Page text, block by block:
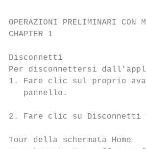
OPERAZIONI PRELIMINARI CON
CHAPTER 1
Disconnetti
Per disconnettersi
1. Fare clic sul proprio
   pannello.
2. Fare clic su
Tour della schermata Home